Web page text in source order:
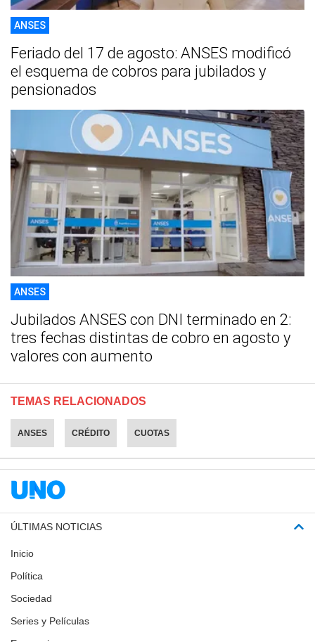
ANSES
Feriado del 17 de agosto: ANSES modificó
el esquema de cobros para jubilados y
pensionados
ANSES
Jubilados ANSES con DNI terminado en 2:
tres fechas distintas de cobro en agosto y
valores con aumento
TEMAS RELACIONADOS
ANSES CRÉDITO CUOTAS
ÚLTIMAS NOTICIAS
Inicio
Política
Sociedad
Series y Películas